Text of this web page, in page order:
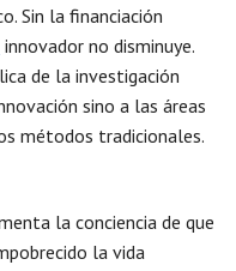
Sin la financiación
innovador no disminuye.
de la investigación
sino a las áreas
métodos tradicionales.
la conciencia de que
la vida